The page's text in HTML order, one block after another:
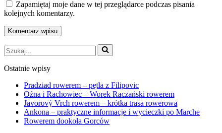
Zapamiętaj moje dane w tej przeglądarce podczas pisania
kolejnych komentarzy.
Szukaj...
Ostatnie wpisy
Pradziad rowerem – pętla z Filipovic
Oźna i Rachowiec – Worek Raczański rowerem
Javorový Vrch rowerem – krótka trasa rowerowa
Ankona – praktyczne informacje i wycieczki po Marche
Rowerem dookoła Gorców